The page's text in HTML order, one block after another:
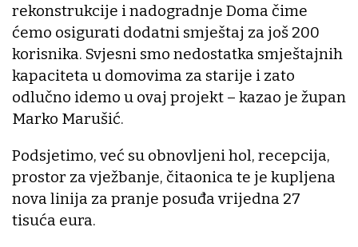
rekonstrukcije i nadogradnje Doma čime
ćemo osigurati dodatni smještaj za još 200
korisnika. Svjesni smo nedostatka smještajnih
kapaciteta u domovima za starije i zato
odlučno idemo u ovaj projekt – kazao je župan
Marko Marušić.
Podsjetimo, već su obnovljeni hol, recepcija,
prostor za vježbanje, čitaonica te je kupljena
nova linija za pranje posuđa vrijedna 27
tisuća eura.